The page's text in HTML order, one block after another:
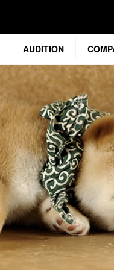
AUDITION